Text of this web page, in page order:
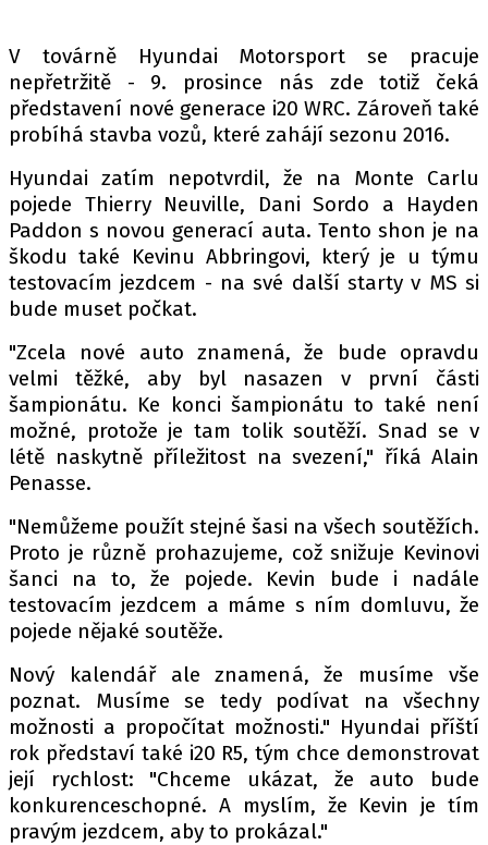
Z DOMOVA
ZE SVĚTA
MOTORSPORT
PIT LANE
ČEŠI V AKCI
FIA CEZ & POHÁRY
MEZINÁRODNÍ SCÉNA
SLEDUJTE NÁS NA|
Máte příběh, fotku nebo video?
Pošlete e-mail na autoroad.cz
ETICKÝ KODEX
KONTAKT
VYDAVATEL
INZERCE
OSOBNÍ ÚDAJE / COOKIES
Provozovatelem serveru autoroad.cz je
INCORP MEDIA GROUP s.r.o., IČ: 118 23 054
V továrně Hyundai Motorsport se pracuje
nepřetržitě - 9. prosince nás zde totiž čeká
představení nové generace i20 WRC. Zároveň také
probíhá stavba vozů, které zahájí sezonu 2016.
Hyundai zatím nepotvrdil, že na Monte Carlu
pojede Thierry Neuville, Dani Sordo a Hayden
Paddon s novou generací auta. Tento shon je na
škodu také Kevinu Abbringovi, který je u týmu
testovacím jezdcem - na své další starty v MS si
bude muset počkat.
"Zcela nové auto znamená, že bude opravdu
velmi těžké, aby byl nasazen v první části
šampionátu. Ke konci šampionátu to také není
možné, protože je tam tolik soutěží. Snad se v
létě naskytně příležitost na svezení," říká Alain
Penasse.
"Nemůžeme použít stejné šasi na všech soutěžích.
Proto je různě prohazujeme, což snižuje Kevinovi
šanci na to, že pojede. Kevin bude i nadále
testovacím jezdcem a máme s ním domluvu, že
pojede nějaké soutěže.
Nový kalendář ale znamená, že musíme vše
poznat. Musíme se tedy podívat na všechny
možnosti a propočítat možnosti." Hyundai příští
rok představí také i20 R5, tým chce demonstrovat
její rychlost: "Chceme ukázat, že auto bude
konkurenceschopné. A myslím, že Kevin je tím
pravým jezdcem, aby to prokázal."